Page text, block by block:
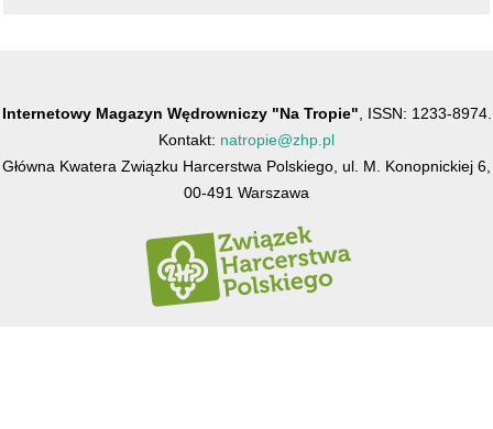
Internetowy Magazyn Wędrowniczy "Na Tropie" , ISSN: 1233-8974.
Kontakt: natropie@zhp.pl
Główna Kwatera Związku Harcerstwa Polskiego, ul. M. Konopnickiej 6,
00-491 Warszawa